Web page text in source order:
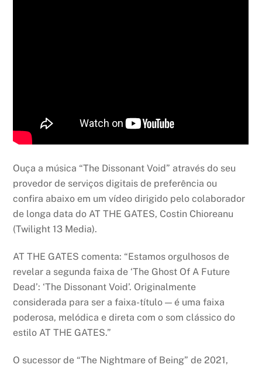
Ouça a música “The Dissonant Void” através do seu
provedor de serviços digitais de preferência ou
confira abaixo em um vídeo dirigido pelo colaborador
de longa data do AT THE GATES, Costin Chioreanu
(Twilight 13 Media).
AT THE GATES comenta: “Estamos orgulhosos de
revelar a segunda faixa de ‘The Ghost Of A Future
Dead’: ‘The Dissonant Void’. Originalmente
considerada para ser a faixa-título — é uma faixa
poderosa, melódica e direta com o som clássico do
estilo AT THE GATES.”
O sucessor de “The Nightmare of Being” de 2021,